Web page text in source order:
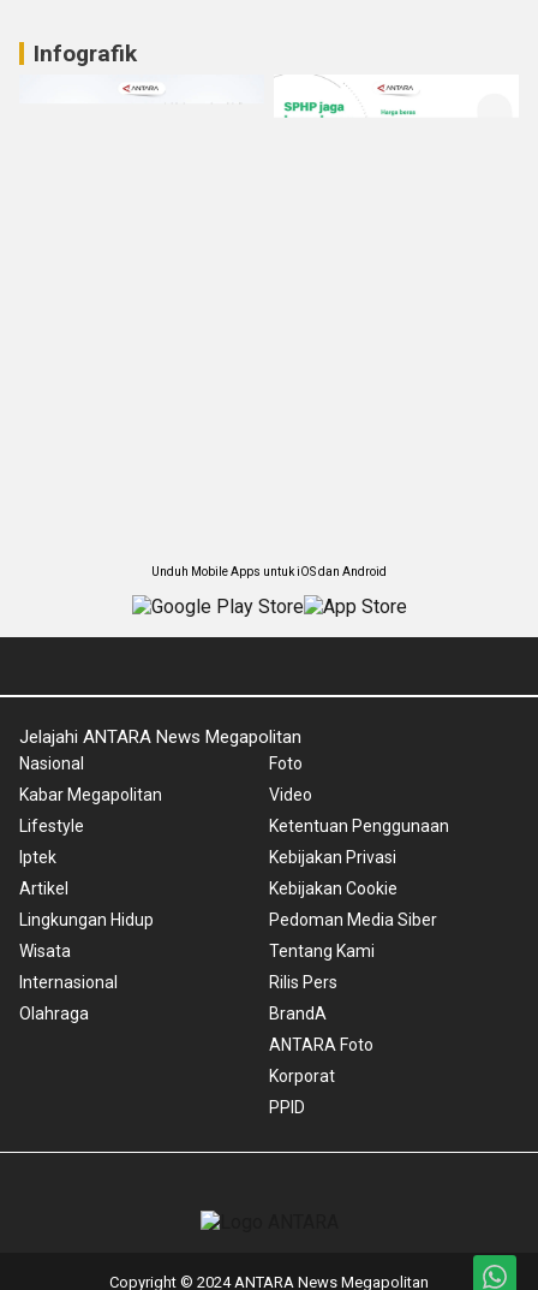
Infografik
Unduh Mobile Apps untuk iOS dan Android
Jelajahi ANTARA News Megapolitan
Nasional
Kabar Megapolitan
Lifestyle
Iptek
Artikel
Lingkungan Hidup
Wisata
Internasional
Olahraga
Foto
Video
Ketentuan Penggunaan
Kebijakan Privasi
Kebijakan Cookie
Pedoman Media Siber
Tentang Kami
Rilis Pers
BrandA
ANTARA Foto
Korporat
PPID
Copyright © 2024 ANTARA News Megapolitan